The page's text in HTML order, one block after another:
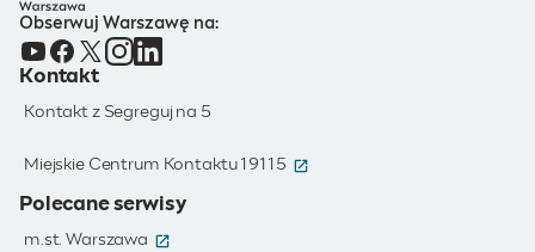
Obserwuj Warszawę na:
Kontakt
Kontakt z Segreguj na 5
Miejskie Centrum Kontaktu 19115 (otwiera się w nowym oknie)
Polecane serwisy
m.st. Warszawa (otwiera się w nowym oknie)